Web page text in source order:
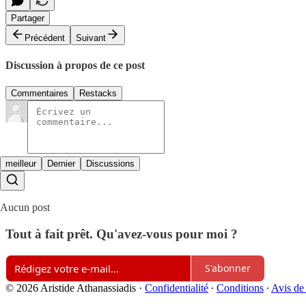
Partager
Précédent
Suivant
Discussion à propos de ce post
Commentaires Restacks
meilleur Dernier Discussions
Aucun post
Tout à fait prêt. Qu'avez-vous pour moi ?
S'abonner
© 2026 Aristide Athanassiadis · Confidentialité ∙ Conditions ∙ Avis